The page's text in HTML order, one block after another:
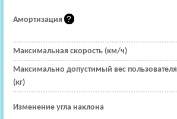
Амортизация
Максимальная скорость (км/ч)
Максимально допустимый вес пользователя
(кг)
Изменение угла наклона